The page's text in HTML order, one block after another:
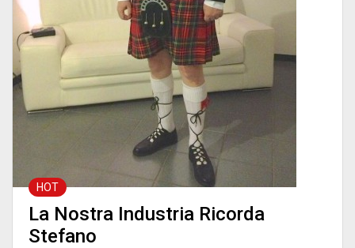
HOT
La Nostra Industria Ricorda
Stefano